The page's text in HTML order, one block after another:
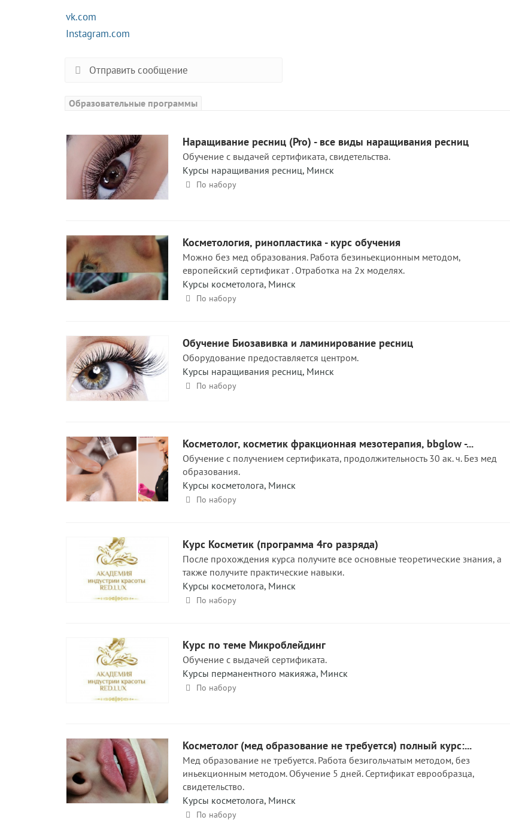
vk.com
Instagram.com
Отправить сообщение
Образовательные программы
Наращивание ресниц (Pro) - все виды наращивания ресниц
Обучение с выдачей сертификата, свидетельства.
Курсы наращивания ресниц, Минск
По набору
Косметология, ринопластика - курс обучения
Можно без мед образования. Работа безиньекционным методом,
европейский сертификат . Отработка на 2х моделях.
Курсы косметолога, Минск
По набору
Обучение Биозавивка и ламинирование ресниц
Оборудование предоставляется центром.
Курсы наращивания ресниц, Минск
По набору
Косметолог, косметик фракционная мезотерапия, bbglow -...
Обучение с получением сертификата, продолжительность 30 ак. ч. Без мед
образования.
Курсы косметолога, Минск
По набору
Курс Косметик (программа 4го разряда)
После прохождения курса получите все основные теоретические знания, а
также получите практические навыки.
Курсы косметолога, Минск
По набору
Курс по теме Микроблейдинг
Обучение с выдачей сертификата.
Курсы перманентного макияжа, Минск
По набору
Косметолог (мед образование не требуется) полный курс:...
Мед образование не требуется. Работа безигольчатым методом, без
иньекционным методом. Обучение 5 дней. Сертификат еврообразца,
свидетельство.
Курсы косметолога, Минск
По набору